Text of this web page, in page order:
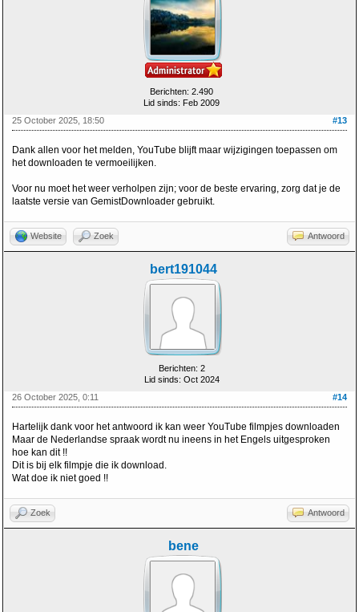
Berichten: 2.490
Lid sinds: Feb 2009
#13
25 October 2025, 18:50
Dank allen voor het melden, YouTube blijft maar wijzigingen toepassen om
het downloaden te vermoeilijken.
Voor nu moet het weer verholpen zijn; voor de beste ervaring, zorg dat je de
laatste versie van GemistDownloader gebruikt.
Website Zoek Antwoord
bert191044
Berichten: 2
Lid sinds: Oct 2024
#14
26 October 2025, 0:11
Hartelijk dank voor het antwoord ik kan weer YouTube filmpjes downloaden
Maar de Nederlandse spraak wordt nu ineens in het Engels uitgesproken
hoe kan dit !!
Dit is bij elk filmpje die ik download.
Wat doe ik niet goed !!
Zoek Antwoord
bene